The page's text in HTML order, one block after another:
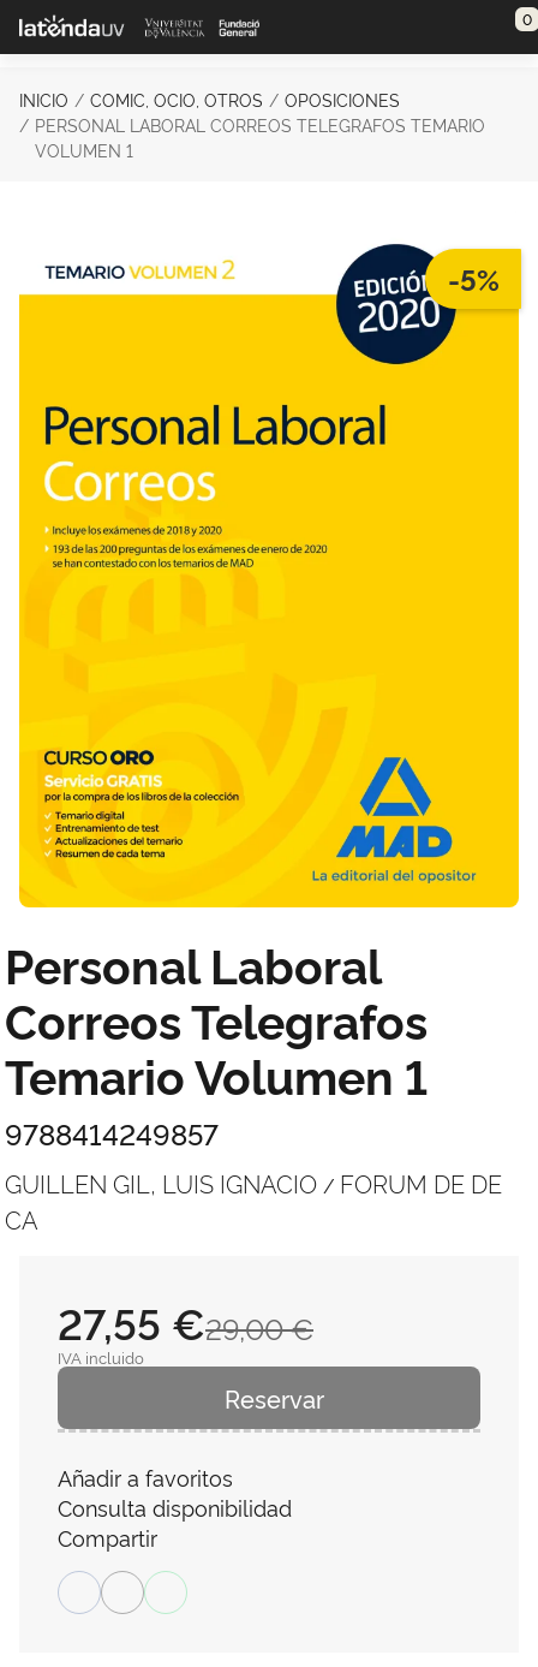
Saltar al contenido principal 0
INICIO COMIC, OCIO, OTROS
OPOSICIONES
PERSONAL LABORAL CORREOS TELEGRAFOS TEMARIO
VOLUMEN 1
-5%
Personal Laboral
Correos Telegrafos
Temario Volumen 1
9788414249857
GUILLEN GIL, LUIS IGNACIO / FORUM DE DE
CA
29,00 €
27,55 €
IVA incluido
Reservar
Añadir a favoritos
Consulta disponibilidad
Compartir